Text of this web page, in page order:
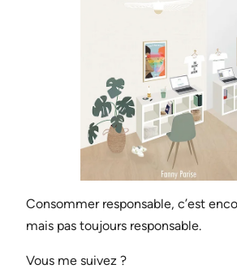
Consommer responsable, c’est
mais pas toujours responsable.
Vous me suivez ?